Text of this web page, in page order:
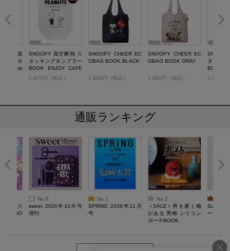
真
キングタ
Bask
SNOOPY 真空断熱 ス
タッキングタンブラー
BOOK ENJOY CAFE
TIME
2,970円（税込）
SNOOPY CHEER EC
OBAG BOOK BLACK
1,980円（税込）
SNOOPY CHEER EC
OBAG BOOK GRAY
1,980円（税込）
タッキ
BOOK
2,860円
通販ランキング
るスク
ぷにBO
No.6
sweet 2026年10月号
増刊
No.1
SPRiNG 2026年11月
号
No.2
＜SALE＞男を磨く梅
がある 男梅 シリコン
ポーチBOOK
ーツチャ